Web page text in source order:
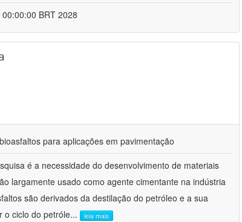
BRT 2028
para aplicações em pavimentação
é a necessidade do desenvolvimento de materiais
largamente usado como agente cimentante na indústria
são derivados da destilação do petróleo e a sua
o ciclo do petróle... leia mais